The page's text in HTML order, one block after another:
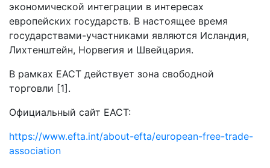
экономической интеграции в интересах
европейских государств. В настоящее время
государствами-участниками являются Исландия,
Лихтенштейн, Норвегия и Швейцария.
В рамках ЕАСТ действует зона свободной
торговли [1].
Официальный сайт ЕАСТ:
https://www.efta.int/about-efta/european-free-trade-
association